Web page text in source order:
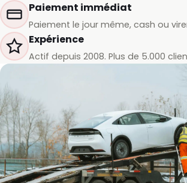
Paiement immédiat
Paiement le jour même, cash ou
Expérience
Actif depuis 2008. Plus de 5.000